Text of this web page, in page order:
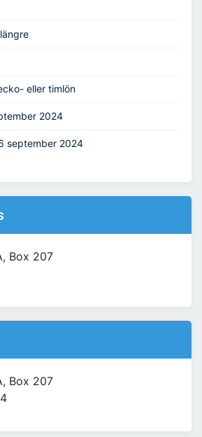
eller timlön
2024
september 2024
Box 207
Box 207